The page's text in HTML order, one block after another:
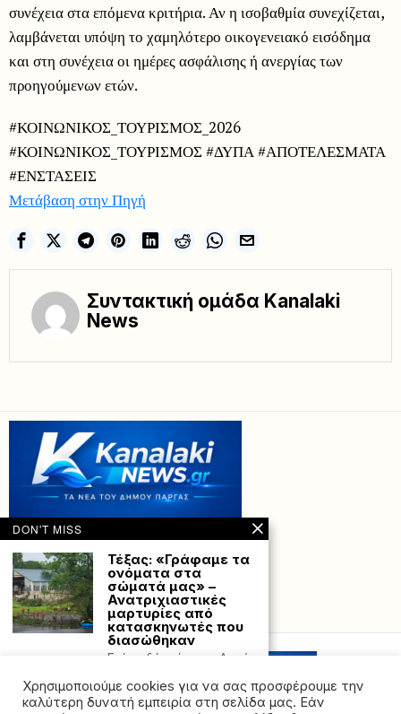
συνέχεια στα επόμενα κριτήρια. Αν η ισοβαθμία συνεχίζεται,
λαμβάνεται υπόψη το χαμηλότερο οικογενειακό εισόδημα
και στη συνέχεια οι ημέρες ασφάλισης ή ανεργίας των
προηγούμενων ετών.
#ΚΟΙΝΩΝΙΚΟΣ_ΤΟΥΡΙΣΜΟΣ_2026
#ΚΟΙΝΩΝΙΚΟΣ_ΤΟΥΡΙΣΜΟΣ #ΔΥΠΑ #ΑΠΟΤΕΛΕΣΜΑΤΑ
#ΕΝΣΤΑΣΕΙΣ
Μετάβαση στην Πηγή
Συντακτική ομάδα Kanalaki
News
Powered with by Hostville”)
Χρησιμοποιούμε cookies για να σας προσφέρουμε την
καλύτερη δυνατή εμπειρία στη σελίδα μας. Εάν
DON'T MISS
Τέξας: «Γράφαμε τα
ονόματα στα
σώματά μας» –
Ανατριχιαστικές
μαρτυρίες από
κατασκηνωτές που
διασώθηκαν
Επί ποδός είναι οι Αρχές
Βριλήσσια: